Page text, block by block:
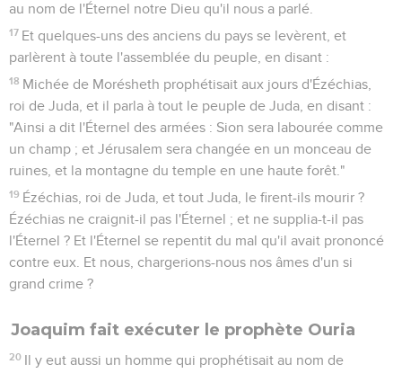
au nom de l'Éternel notre Dieu qu'il nous a parlé.
17 Et quelques-uns des anciens du pays se levèrent, et
parlèrent à toute l'assemblée du peuple, en disant :
18 Michée de Morésheth prophétisait aux jours d'Ézéchias,
roi de Juda, et il parla à tout le peuple de Juda, en disant :
"Ainsi a dit l'Éternel des armées : Sion sera labourée comme
un champ ; et Jérusalem sera changée en un monceau de
ruines, et la montagne du temple en une haute forêt."
19 Ézéchias, roi de Juda, et tout Juda, le firent-ils mourir ?
Ézéchias ne craignit-il pas l'Éternel ; et ne supplia-t-il pas
l'Éternel ? Et l'Éternel se repentit du mal qu'il avait prononcé
contre eux. Et nous, chargerions-nous nos âmes d'un si
grand crime ?
Joaquim fait exécuter le prophète Ouria
20 Il y eut aussi un homme qui prophétisait au nom de